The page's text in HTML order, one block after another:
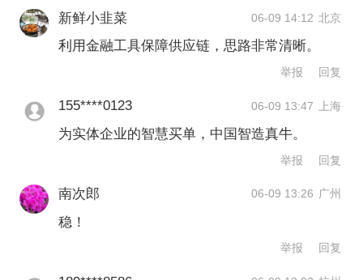
新鲜小韭菜 06-09 14:12 北京
利用金融工具保障供应链，思路非常清晰。
举报 回复
155****0123 06-09 13:47 上海
为实体企业的智慧买单，中国智造真牛。
举报 回复
南次郎 06-09 13:26 广州
稳！
举报 回复